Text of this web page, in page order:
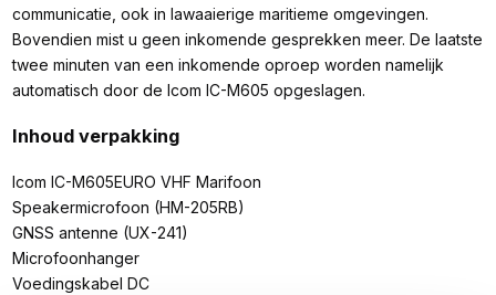
communicatie, ook in lawaaierige maritieme omgevingen.
Bovendien mist u geen inkomende gesprekken meer. De laatste
twee minuten van een inkomende oproep worden namelijk
automatisch door de Icom IC-M605 opgeslagen.
Inhoud verpakking
Icom IC-M605EURO VHF Marifoon
Speakermicrofoon (HM-205RB)
GNSS antenne (UX-241)
Microfoonhanger
Voedingskabel DC